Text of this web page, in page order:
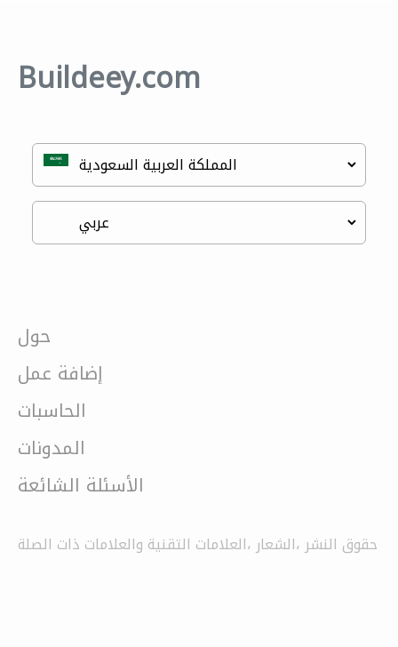
Buildeey.com
حول
إضافة عمل
الحاسبات
المدونات
الأسئلة الشائعة
حقوق النشر ،الشعار ،العلامات التقنية والعلامات ذات الصلة